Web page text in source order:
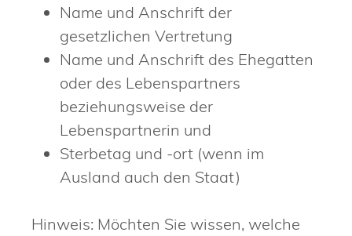
Name und Anschrift der
gesetzlichen Vertretung
Name und Anschrift des Ehegatten
oder des Lebenspartners
beziehungsweise der
Lebenspartnerin und
Sterbetag und -ort (wenn im
Ausland auch den Staat)
Hinweis: Möchten Sie wissen, welche